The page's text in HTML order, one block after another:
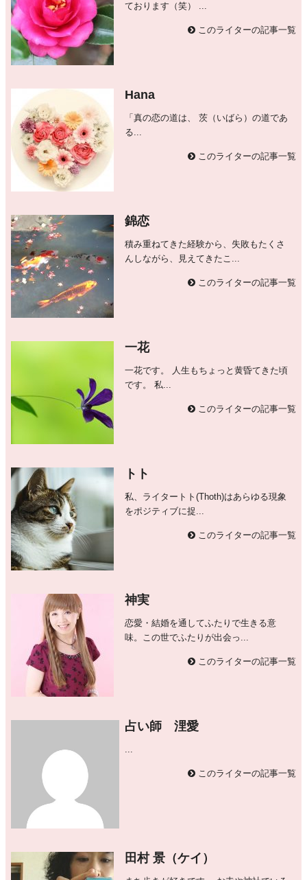
ております（笑） ...
このライターの記事一覧
Hana
「真の恋の道は、 茨（いばら）の道であ
る...
このライターの記事一覧
錦恋
積み重ねてきた経験から、失敗もたくさ
んしながら、見えてきたこ...
このライターの記事一覧
一花
一花です。 人生もちょっと黄昏てきた頃
です。 私...
このライターの記事一覧
トト
私、ライタートト(Thoth)はあらゆる現象
をポジティブに捉...
このライターの記事一覧
神実
恋愛・結婚を通してふたりで生きる意
味。この世でふたりが出会っ...
このライターの記事一覧
占い師 浬愛
...
このライターの記事一覧
田村 景（ケイ）